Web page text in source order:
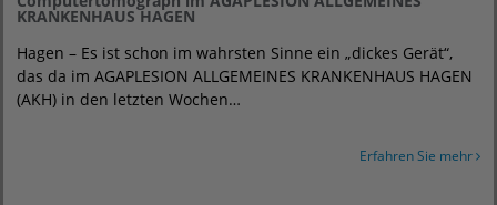
KRANKENHAUS HAGEN
Hagen – Es ist schon im wahrsten Sinne ein „dickes Gerät“,
das da im AGAPLESION ALLGEMEINES KRANKENHAUS HAGEN
(AKH) in den letzten Wochen…
Erfahren Sie mehr